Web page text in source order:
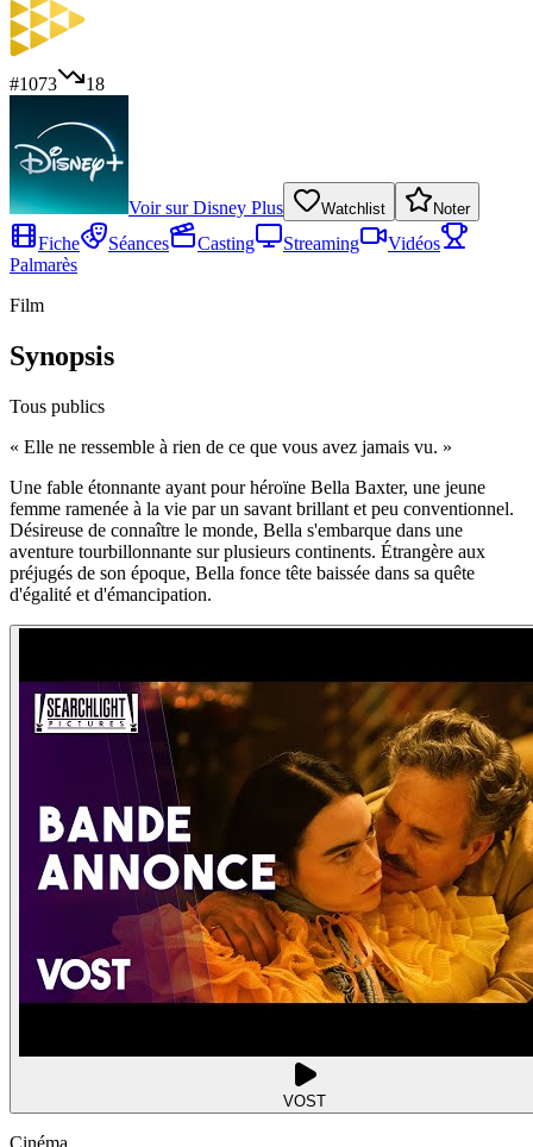
#1073 18
Voir surDisney Plus Watchlist Noter
Fiche Séances Casting Streaming
Vidéos
Palmarès
Film
Synopsis
Tous publics
« Elle ne ressemble à rien de ce que vous avez jamais vu. »
Une fable étonnante ayant pour héroïne Bella Baxter, une jeune
femme ramenée à la vie par un savant brillant et peu conventionnel.
Désireuse de connaître le monde, Bella s'embarque dans une
aventure tourbillonnante sur plusieurs continents. Étrangère aux
préjugés de son époque, Bella fonce tête baissée dans sa quête
d'égalité et d'émancipation.
VOST
Cinéma